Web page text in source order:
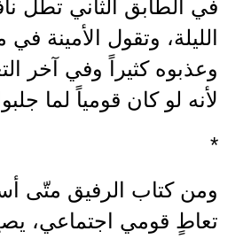
في الطابق الثاني تطل
الليلة، وتقول الأمينة
وعذبوه كثيراً وفي آخر
لأنه لو كان قومياً لما جلبوا
*
ومن كتاب الرفيق متّى
تعاطٍ قومي اجتماعي،